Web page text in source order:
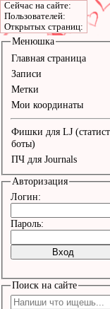
Менюшка
Главная страница
Записи
Метки
Мои координаты
Фишки для LJ
боты)
ПЧ для Journals
Авторизация
Логин:
Пароль:
Поиск на сайте
Сейчас на сайте:
Пользователей:
Открытых страниц: